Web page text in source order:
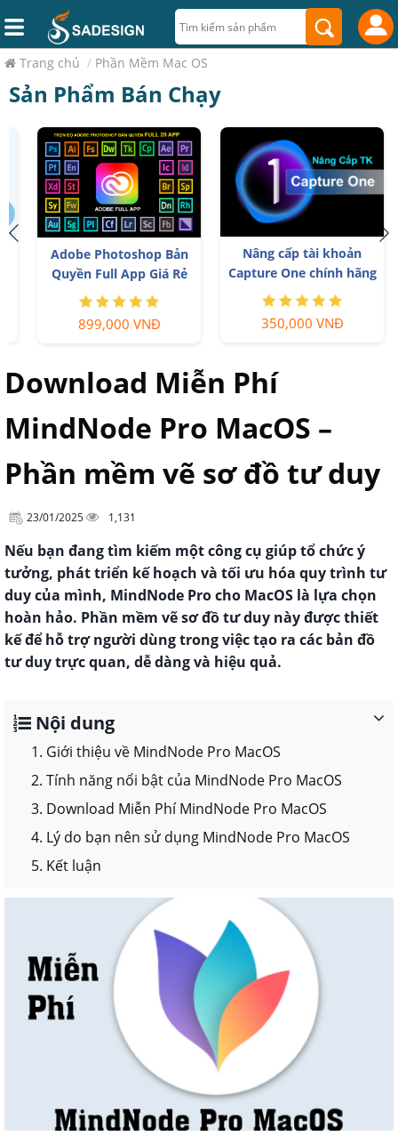
Trang chủ / Phần Mềm Mac OS
Sản Phẩm Bán Chạy
Adobe Photoshop Bản
Quyền Full App Giá Rẻ
899,000 VNĐ
Nâng cấp tài khoản
Capture One chính hãng
350,000 VNĐ
Download Miễn Phí
MindNode Pro MacOS –
Phần mềm vẽ sơ đồ tư duy
23/01/2025 1,131
Nếu bạn đang tìm kiếm một công cụ giúp tổ chức ý
tưởng, phát triển kế hoạch và tối ưu hóa quy trình tư
duy của mình, MindNode Pro cho MacOS là lựa chọn
hoàn hảo. Phần mềm vẽ sơ đồ tư duy này được thiết
kế để hỗ trợ người dùng trong việc tạo ra các bản đồ
tư duy trực quan, dễ dàng và hiệu quả.
Nội dung
1. Giới thiệu về MindNode Pro MacOS
2. Tính năng nổi bật của MindNode Pro MacOS
3. Download Miễn Phí MindNode Pro MacOS
4. Lý do bạn nên sử dụng MindNode Pro MacOS
5. Kết luận